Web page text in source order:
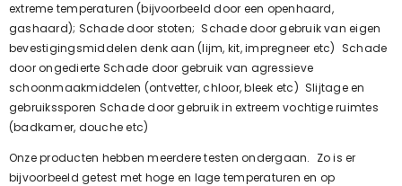
extreme temperaturen (bijvoorbeeld door een openhaard,
gashaard); Schade door stoten; Schade door gebruik van eigen
bevestigingsmiddelen denk aan (lijm, kit, impregneer etc) Schade
door ongedierte Schade door gebruik van agressieve
schoonmaakmiddelen (ontvetter, chloor, bleek etc) Slijtage en
gebruikssporen Schade door gebruik in extreem vochtige ruimtes
(badkamer, douche etc)
Onze producten hebben meerdere testen ondergaan. Zo is er
bijvoorbeeld getest met hoge en lage temperaturen en op